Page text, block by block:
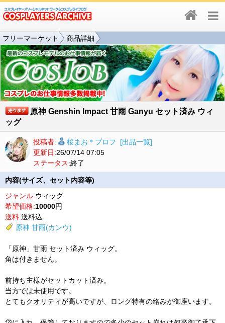
フリーマーケット 商品詳細
原神 Genshin Impact 甘雨 Ganyu セット済み ウィ
ッグ
投稿者: 桜まお＊プロフ
[出品一覧]
更新日:26/07/14 07:05
ステータス:終了
内容(サイズ、セット内容等)
ジャンル:ウィッグ
希望価格:10000円
送料:送料込
原神 甘雨(カンウ)
「原神」甘雨 セット済み ウィッグ。
角は付きません。
前持ち主様がセットカット済み。
当方では未使用です。
とてもクオリティが高いですが、ロング特有の絡みが御座います。